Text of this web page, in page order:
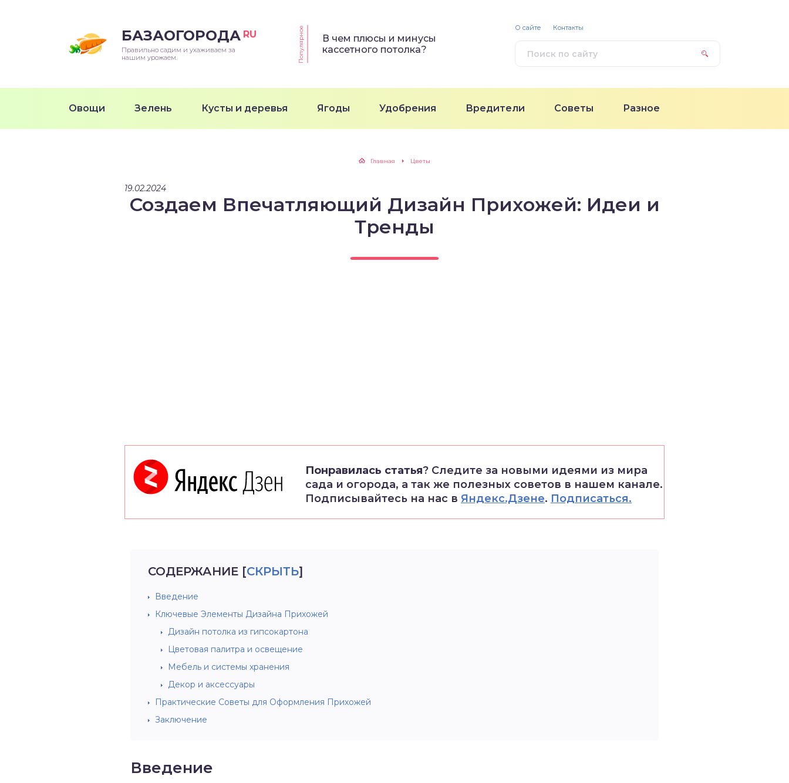
БАЗАОГОРОДА RU
Правильно садим и ухаживаем за
нашим урожаем.
Популярное
В чем плюсы и минусы
кассетного потолка?
Овощи Зелень Кусты и деревья Ягоды Удобрения Вредители Советы Разное
О сайте Контакты
Главная Цветы
19.02.2024
Создаем Впечатляющий Дизайн Прихожей: Идеи и
Тренды
Понравилась статья? Следите за новыми идеями из мира
сада и огорода, а так же полезных советов в нашем канале.
Подписывайтесь на нас в Яндекс.Дзене. Подписаться.
СОДЕРЖАНИЕ [СКРЫТЬ]
Введение
Ключевые Элементы Дизайна Прихожей
Дизайн потолка из гипсокартона
Цветовая палитра и освещение
Мебель и системы хранения
Декор и аксессуары
Практические Советы для Оформления Прихожей
Заключение
Введение